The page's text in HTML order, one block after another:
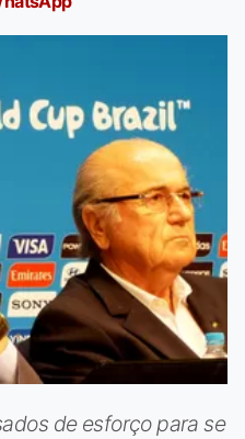
de esforço para se